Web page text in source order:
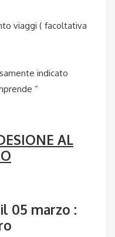
viaggi ( facoltativa
indicato
“
AL
05 marzo :